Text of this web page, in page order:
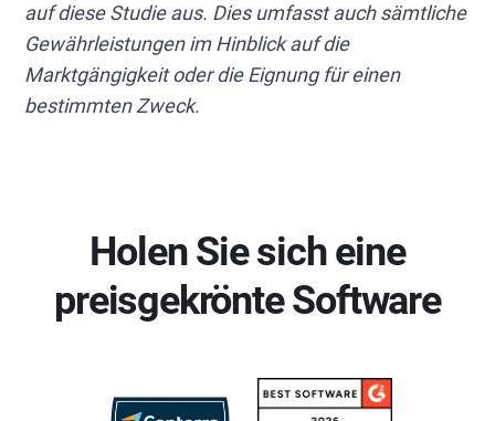
auf diese Studie aus. Dies umfasst auch sämtliche
Gewährleistungen im Hinblick auf die
Marktgängigkeit oder die Eignung für einen
bestimmten Zweck.
Holen Sie sich eine
preisgekrönte Software